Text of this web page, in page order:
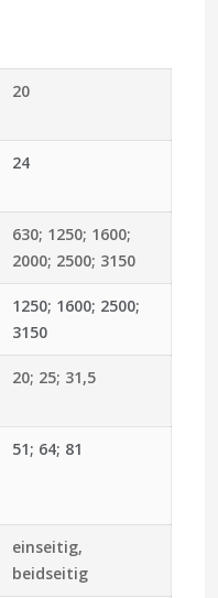
20
24
630; 1250; 1600;
2000; 2500; 3150
1250; 1600; 2500;
3150
20; 25; 31,5
51; 64; 81
einseitig,
beidseitig